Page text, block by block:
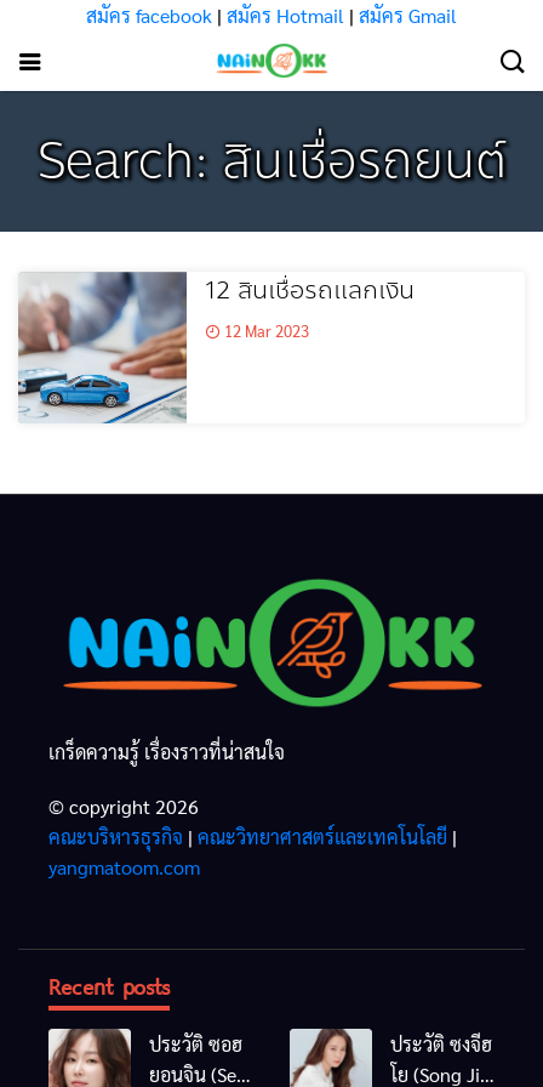
สมัคร facebook | สมัคร Hotmail | สมัคร Gmail
Search: สินเชื่อรถยนต์
12 สินเชื่อรถแลกเงิน
12 Mar 2023
เกร็ดความรู้ เรื่องราวที่น่าสนใจ
© copyright 2026
คณะบริหารธุรกิจ | คณะวิทยาศาสตร์และเทคโนโลยี |
yangmatoom.com
Recent posts
ประวัติ ซอฮ
ยอนจิน (Seo
ประวัติ ซงจีฮ
โย (Song Ji